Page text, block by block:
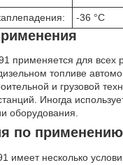
-36 °C
применяется для всех
топливе
и грузовой
Иногда
оборудования.
по применению
имеет несколько